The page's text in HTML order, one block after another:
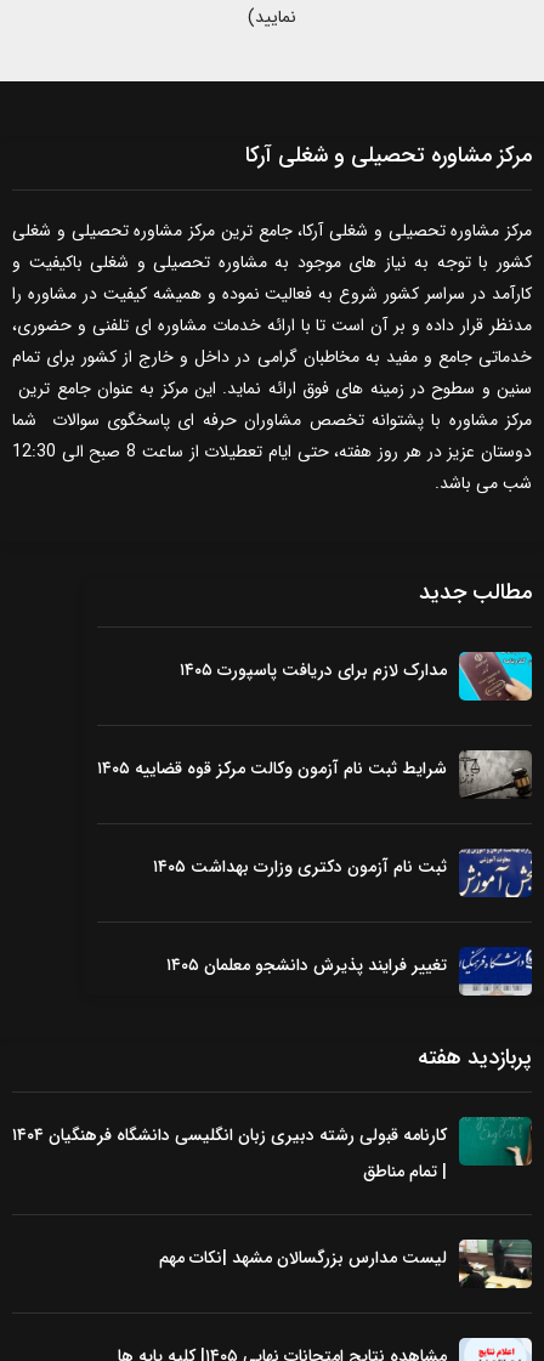
نمایید)
مرکز مشاوره تحصیلی و شغلی آرکا
مرکز مشاوره تحصیلی و شغلی آرکا، جامع ترین مرکز مشاوره تحصیلی و شغلی
کشور با توجه به نیاز های موجود به مشاوره تحصیلی و شغلی باکیفیت و
کارآمد در سراسر کشور شروع به فعالیت نموده و همیشه کیفیت در مشاوره را
مدنظر قرار داده و بر آن است تا با ارائه خدمات مشاوره ای تلفنی و حضوری،
خدماتی جامع و مفید به مخاطبان گرامی در داخل و خارج از کشور برای تمام
سنین و سطوح در زمینه های فوق ارائه نماید. این مرکز به عنوان جامع ترین
مرکز مشاوره با پشتوانه تخصص مشاوران حرفه ای پاسخگوی سوالات شما
دوستان عزیز در هر روز هفته، حتی ایام تعطیلات از ساعت 8 صبح الی 12:30
شب می باشد.
مطالب جدید
مدارک لازم برای دریافت پاسپورت ۱۴۰۵
شرایط ثبت نام آزمون وکالت مرکز قوه قضاییه ۱۴۰۵
ثبت نام آزمون دکتری وزارت بهداشت ۱۴۰۵
تغییر فرایند پذیرش دانشجو معلمان ۱۴۰۵
پربازدید هفته
کارنامه قبولی رشته دبیری زبان انگلیسی دانشگاه فرهنگیان ۱۴۰۴
| تمام مناطق
لیست مدارس بزرگسالان مشهد |نکات مهم